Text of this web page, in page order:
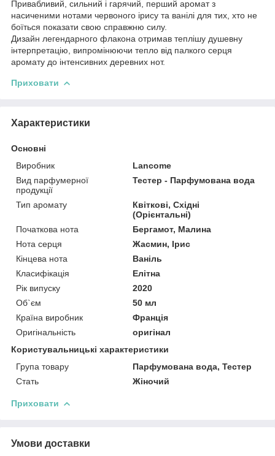
Привабливий, сильний і гарячий, перший аромат з
насиченими нотами червоного ірису та ванілі для тих, хто не
боїться показати свою справжню силу.
Дизайн легендарного флакона отримав теплішу душевну
інтерпретацію, випромінюючи тепло від палкого серця
аромату до інтенсивних деревних нот.
Приховати
Характеристики
Основні
Виробник
Lancome
Вид парфумерної
продукції
Тестер - Парфумована вода
Тип аромату
Квіткові, Східні
(Орієнтальні)
Початкова нота
Бергамот, Малина
Нота серця
Жасмин, Ірис
Кінцева нота
Ваніль
Класифікація
Елітна
Рік випуску
2020
Об`єм
50 мл
Країна виробник
Франція
Оригінальність
оригінал
Користувальницькі характеристики
Група товару
Парфумована вода, Тестер
Стать
Жіночий
Приховати
Умови доставки